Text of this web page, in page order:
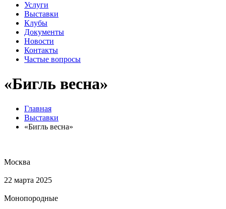
Услуги
Выставки
Клубы
Документы
Новости
Контакты
Частые вопросы
«Бигль весна»
Главная
Выставки
«Бигль весна»
Москва
22 марта 2025
Монопородные